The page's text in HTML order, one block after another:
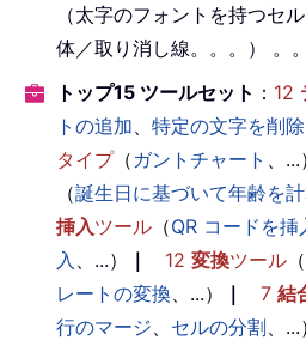
（太字のフォントを持つセ
体／取り消し線。。。） 。。
トップ15 ツールセット ： 12
トの追加
特定の文字を削除
タイプ（ ガントチャート 、...）
（誕生日に基づいて年齢を
挿入ツール （QR コードを挿
入
、...） ｜ 12 変換ツール （
レートの変換 、...） ｜ 7 結
行のマージ
セルの分割 、...）